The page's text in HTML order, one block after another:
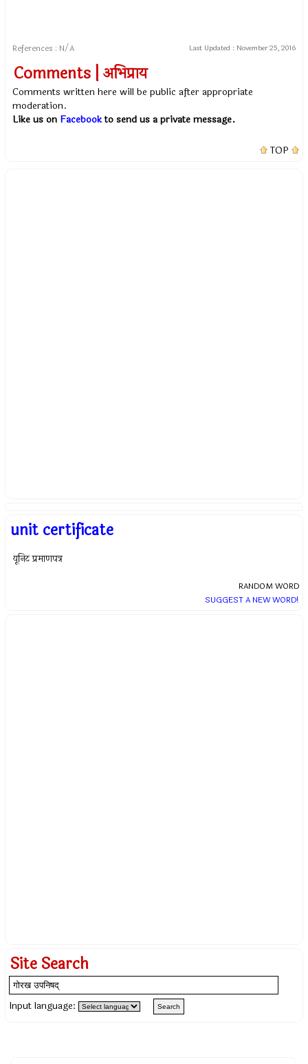
References : N/A Last Updated : November 25, 2016
Comments | अभिप्राय
Comments written here will be public after appropriate
moderation.
Like us on Facebookto send us a private message.
TOP
unit certificate
यूनिट प्रमाणपत्र
RANDOM WORD
SUGGEST A NEW WORD!
Site Search
Input language: